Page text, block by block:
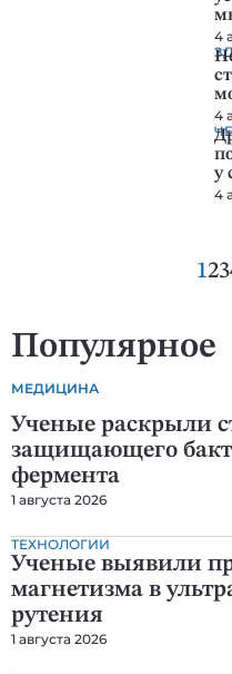
4
4
у
4
123
Популярное
МЕДИЦИНА
Ученые раскрыли
защищающего
фермента
1 августа 2026
ТЕХНОЛОГИИ
Ученые выявили
магнетизма в
рутения
1 августа 2026